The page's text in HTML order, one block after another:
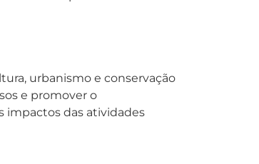
urbanismo e conservação
e promover o
impactos das atividades